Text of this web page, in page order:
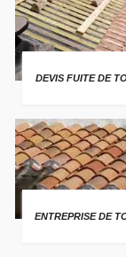
DEVIS FUITE DE
ENTREPRISE DE